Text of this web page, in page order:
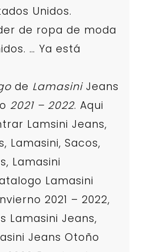
Unidos.
de ropa de moda
… Ya está
de LamasiniJeans
2021 – 2022. Aqui
Lamsini Jeans,
Lamasini, Sacos,
Lamasini
Lamasini
2021 – 2022,
Lamasini Jeans,
Jeans Otoño